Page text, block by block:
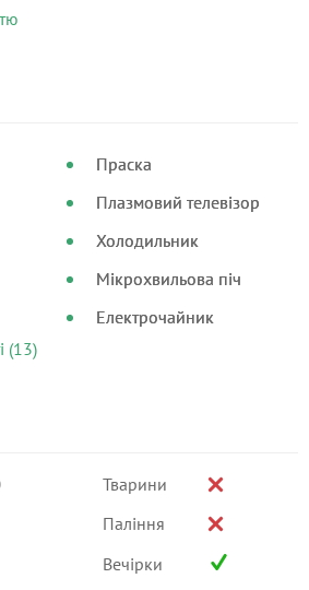
видають постільна білизна та
Праска
Плазмовий телевізор
Холодильник
Мікрохвильова піч
Електрочайник
(13)
Тварини
Паління
Вечірки